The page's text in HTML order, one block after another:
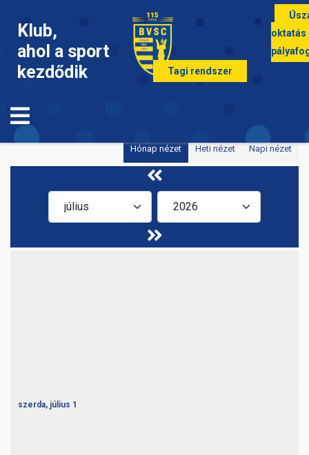
Klub,
ahol a sport
kezdődik
Tagi rendszer
oktatás
Esemény naptár
Hónap nézet Heti nézet Napi nézet
szerda, július 1